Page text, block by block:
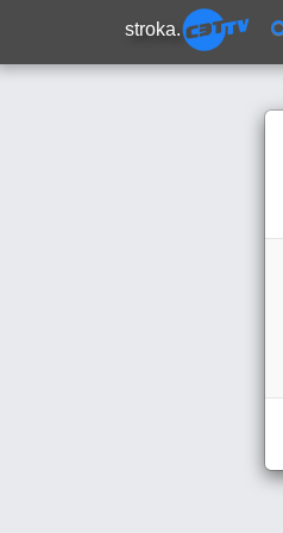
stroka.